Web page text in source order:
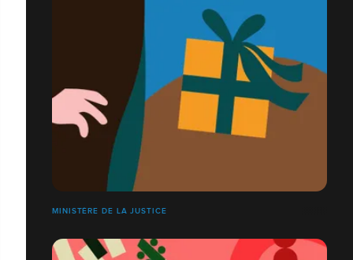
MINISTÈRE DE LA JUSTICE